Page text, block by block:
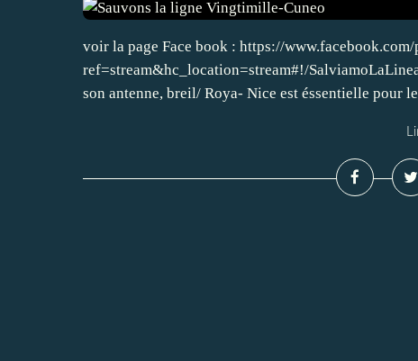
voir la page Face book : https://
ref=stream&hc_location=stream#!/
son antenne, breil/ Roya- Nice est éssentielle pour